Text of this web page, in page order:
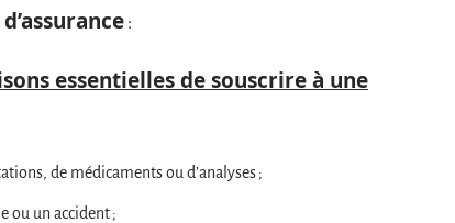
:
essentielles de souscrire à une
de médicaments ou d’analyses ;
ou un accident ;